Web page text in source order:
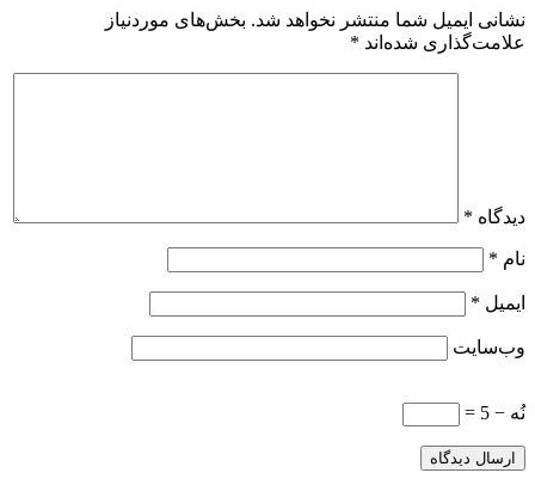
نشانی ایمیل شما منتشر نخواهد شد. بخش‌های موردنیاز
علامت‌گذاری شده‌اند *
دیدگاه *
نام *
ایمیل *
وب‌سایت
نُه − 5 =